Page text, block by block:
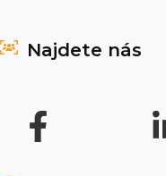
Najdete nás